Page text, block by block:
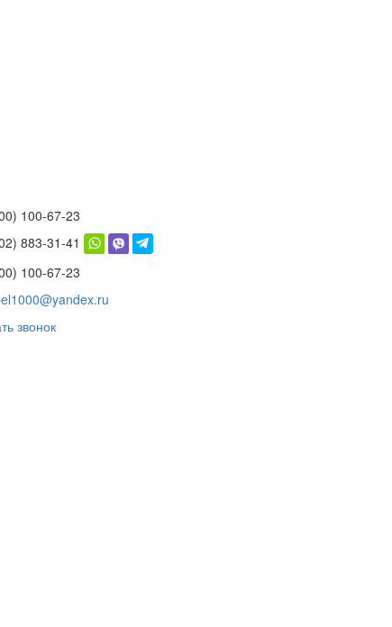
100-67-23
883-31-41
100-67-23
звонок